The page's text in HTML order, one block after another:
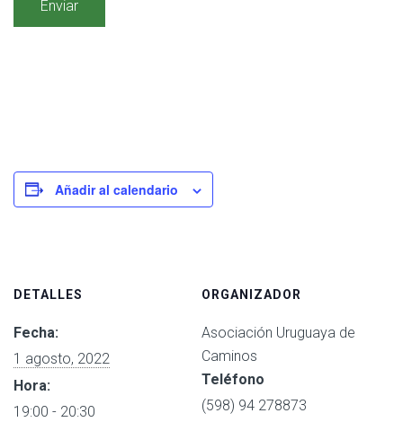
Añadir al calendario
DETALLES
Fecha:
1 agosto, 2022
Hora:
19:00 - 20:30
ORGANIZADOR
Asociación Uruguaya de
Caminos
Teléfono
(598) 94 278873